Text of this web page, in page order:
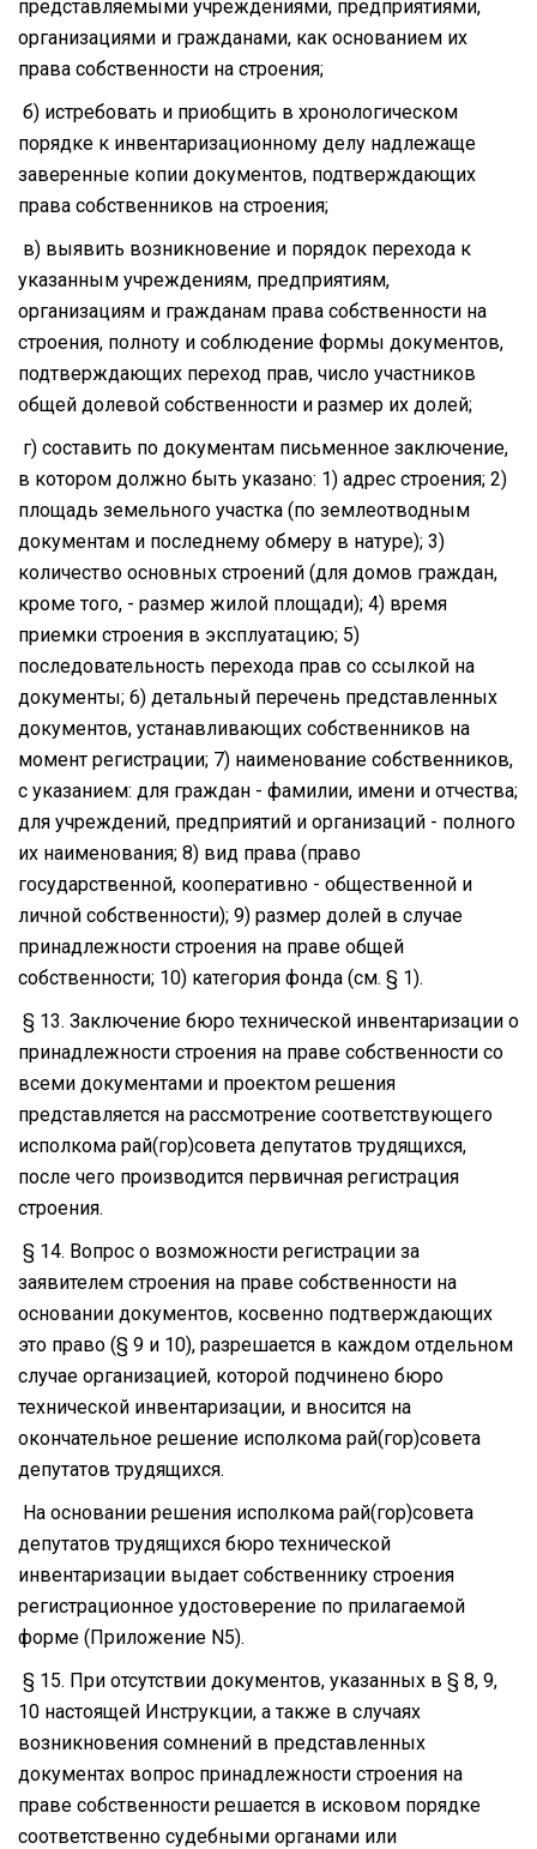
представляемыми учреждениями, предприятиями,
организациями и гражданами, как основанием их
права собственности на строения;
б) истребовать и приобщить в хронологическом
порядке к инвентаризационному делу надлежаще
заверенные копии документов, подтверждающих
права собственников на строения;
в) выявить возникновение и порядок перехода к
указанным учреждениям, предприятиям,
организациям и гражданам права собственности на
строения, полноту и соблюдение формы документов,
подтверждающих переход прав, число участников
общей долевой собственности и размер их долей;
г) составить по документам письменное заключение,
в котором должно быть указано: 1) адрес строения; 2)
площадь земельного участка (по землеотводным
документам и последнему обмеру в натуре); 3)
количество основных строений (для домов граждан,
кроме того, - размер жилой площади); 4) время
приемки строения в эксплуатацию; 5)
последовательность перехода прав со ссылкой на
документы; 6) детальный перечень представленных
документов, устанавливающих собственников на
момент регистрации; 7) наименование собственников,
с указанием: для граждан - фамилии, имени и отчества;
для учреждений, предприятий и организаций - полного
их наименования; 8) вид права (право
государственной, кооперативно - общественной и
личной собственности); 9) размер долей в случае
принадлежности строения на праве общей
собственности; 10) категория фонда (см. § 1).
§ 13. Заключение бюро технической инвентаризации о
принадлежности строения на праве собственности со
всеми документами и проектом решения
представляется на рассмотрение соответствующего
исполкома рай(гор)совета депутатов трудящихся,
после чего производится первичная регистрация
строения.
§ 14. Вопрос о возможности регистрации за
заявителем строения на праве собственности на
основании документов, косвенно подтверждающих
это право (§ 9 и 10), разрешается в каждом отдельном
случае организацией, которой подчинено бюро
технической инвентаризации, и вносится на
окончательное решение исполкома рай(гор)совета
депутатов трудящихся.
На основании решения исполкома рай(гор)совета
депутатов трудящихся бюро технической
инвентаризации выдает собственнику строения
регистрационное удостоверение по прилагаемой
форме (Приложение N5).
§ 15. При отсутствии документов, указанных в § 8, 9,
10 настоящей Инструкции, а также в случаях
возникновения сомнений в представленных
документах вопрос принадлежности строения на
праве собственности решается в исковом порядке
соответственно судебными органами или